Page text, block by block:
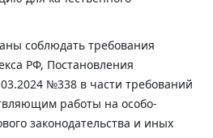
соблюдать требования
РФ, Постановления
№338 в части требований
работы на особо-
законодательства и иных